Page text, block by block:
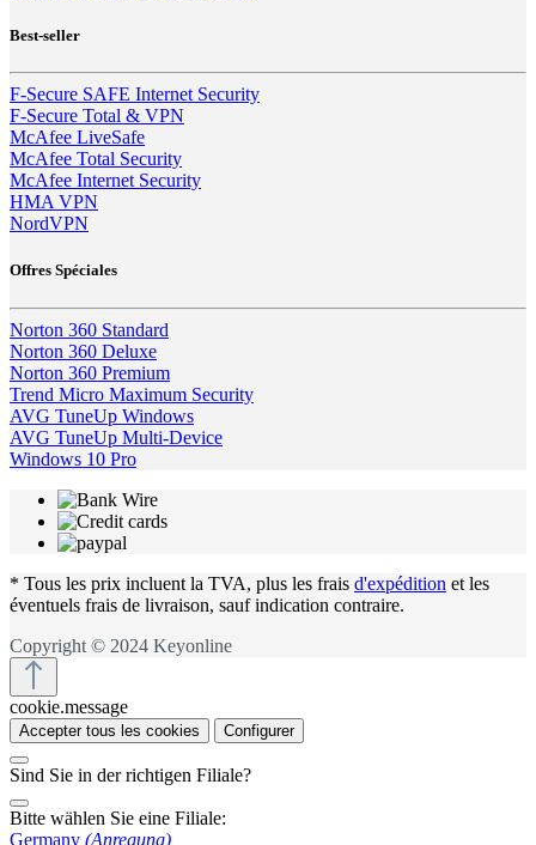
Best-seller
F-Secure SAFE Internet Security
F-Secure Total & VPN
McAfee LiveSafe
McAfee Total Security
McAfee Internet Security
HMA VPN
NordVPN
Offres Spéciales
Norton 360 Standard
Norton 360 Deluxe
Norton 360 Premium
Trend Micro Maximum Security
AVG TuneUp Windows
AVG TuneUp Multi-Device
Windows 10 Pro
* Tous les prix incluent la TVA, plus les frais d'expédition et les
éventuels frais de livraison, sauf indication contraire.
Copyright © 2024 Keyonline
cookie.message
Accepter tous les cookies Configurer
Sind Sie in der richtigen Filiale?
Bitte wählen Sie eine Filiale:
Germany (Anregung)